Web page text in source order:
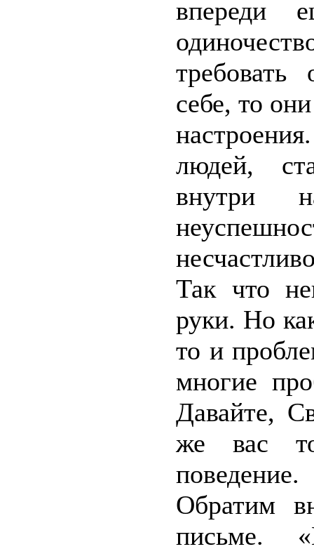
впереди
себе, то
людей,
внутри
Так что
руки. Но
то и
многие
Давайте,
же вас
поведение.
Обратим
письме.